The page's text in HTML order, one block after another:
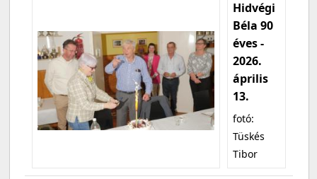
Hidvégi
Béla 90
éves -
2026.
április
13.
fotó:
Tüskés
Tibor